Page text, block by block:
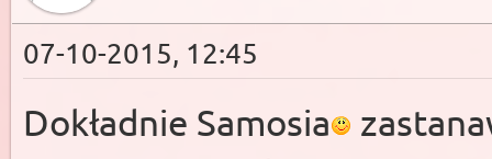
07-10-2015, 12:45
Dokładnie Samosia